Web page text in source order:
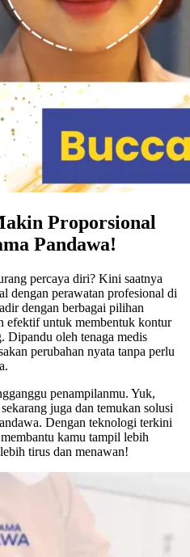
Proporsional
Pandawa!
percaya diri? Kini saatnya
dengan perawatan profesional di
dengan berbagai pilihan
efektif untuk membentuk kontur
Dipandu oleh tenaga medis
perubahan nyata tanpa perlu
penampilanmu. Yuk,
juga dan temukan solusi
Dengan teknologi terkini
kamu tampil lebih
tirus dan menawan!